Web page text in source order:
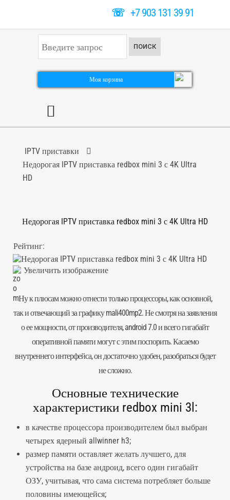
☏+7 903 131 39 91
к
а
ь
ПОИСК
Моя корзина
IPTV приставки
Недорогая IPTV приставка redbox mini 3 с 4K Ultra
HD
Недорогая IPTV приставка redbox mini 3 с 4K Ultra HD
Рейтинг:
Увеличить изображение
Ну к плюсам можно отнести только процессоры, как основной,
так и отвечающий за графику mali400mp2. Не смотря на заявления
о ее мощности, от производителя, android 7.0 и всего гигабайт
оперативной памяти могут с этим поспорить. Касаемо
внутреннего интерфейса, он достаточно удобен, разобраться будет
не сложно.
Основные технические
характеристики redbox mini 3l:
в качестве процессора производителем был выбран
четырех ядерный allwinner h3;
размер памяти оставляет желать лучшего, для
устройства на базе андроид, всего один гигабайт
ОЗУ, учитывая, что сама система потребляет больше
половины имеющейся;